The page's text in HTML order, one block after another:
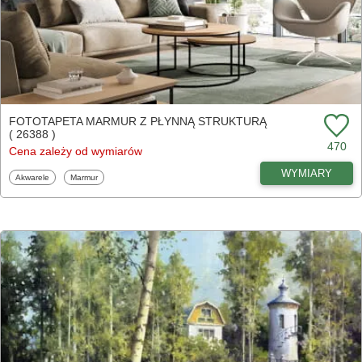
FOTOTAPETA MARMUR Z PŁYNNĄ STRUKTURĄ
( 26388 )
Cena zależy od wymiarów
470
Fototapety
Akwarele Fototapety
Marmur WYMIARY